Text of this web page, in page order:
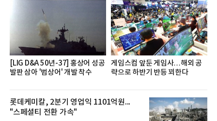
쳐 진행됐다.참고로 새로이(e)는 NH농협캐피탈 MZ
세대들로(과장~계장) 구성된 자율 참여조직으로, 조
직문화 혁신과 업무 효율성 향상을 위한 다양한 활동
을 추진하며,새로운 변화와 이로운 영향력을 조직전
반에 전파하는 역할
[LIG D&A 50년-37] 홍상어 성공
발판 삼아 '범상어' 개발 착수
게임스컴 앞둔 게임사…해외 공
략으로 하반기 반등 꾀한다
롯데케미칼, 2분기 영업익 1101억원...
"스페셜티 전환 가속"